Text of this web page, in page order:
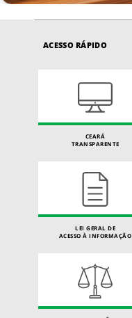
ACESSO RÁPIDO
CEARÁ
TRANSPARENTE
LEI GERAL DE
ACESSO À INFORMAÇÃO